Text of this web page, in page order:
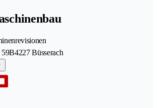
59B4227 Büsserach